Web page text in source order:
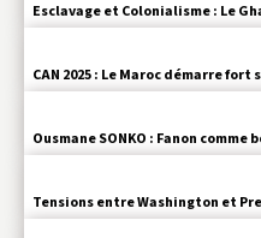
Esclavage et Colonialisme : Le
CAN 2025 : Le Maroc démarre fort
Ousmane SONKO : Fanon
Tensions entre Washington et